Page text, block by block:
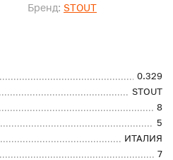
Бренд: STOUT
0.329
STOUT
8
5
ИТАЛИЯ
7